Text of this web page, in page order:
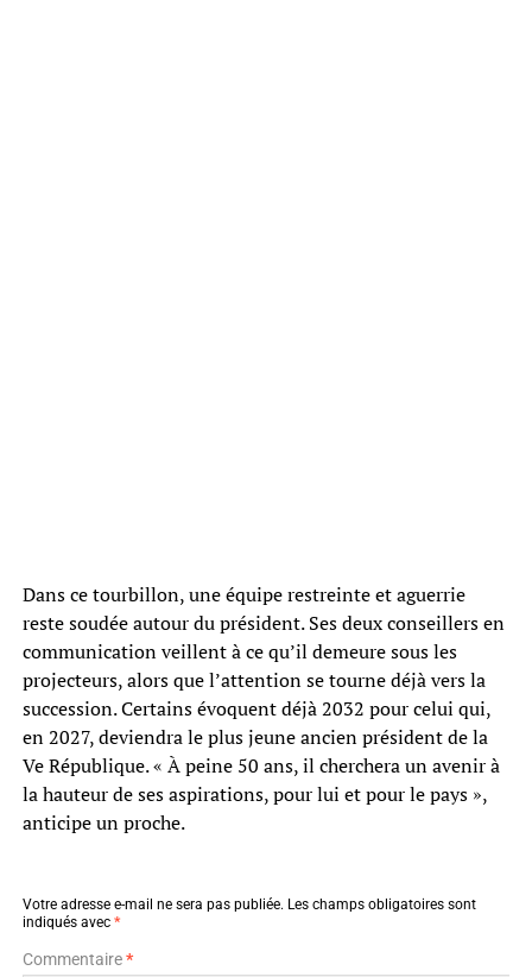
Dans ce tourbillon, une équipe restreinte et aguerrie
reste soudée autour du président. Ses deux conseillers en
communication veillent à ce qu’il demeure sous les
projecteurs, alors que l’attention se tourne déjà vers la
succession. Certains évoquent déjà 2032 pour celui qui,
en 2027, deviendra le plus jeune ancien président de la
Ve République. « À peine 50 ans, il cherchera un avenir à
la hauteur de ses aspirations, pour lui et pour le pays »,
anticipe un proche.
Votre adresse e-mail ne sera pas publiée. Les champs obligatoires sont
indiqués avec *
Commentaire*